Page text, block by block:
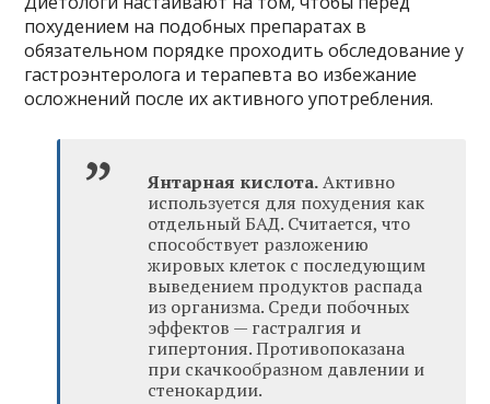
похудением на подобных препаратах в
обязательном порядке проходить обследование у
гастроэнтеролога и терапевта во избежание
осложнений после их активного употребления.
Янтарная кислота.Активно
используется для похудения как
отдельный БАД. Считается, что
способствует разложению
жировых клеток с последующим
выведением продуктов распада
из организма. Среди побочных
эффектов — гастралгия и
гипертония. Противопоказана
при скачкообразном давлении и
стенокардии.